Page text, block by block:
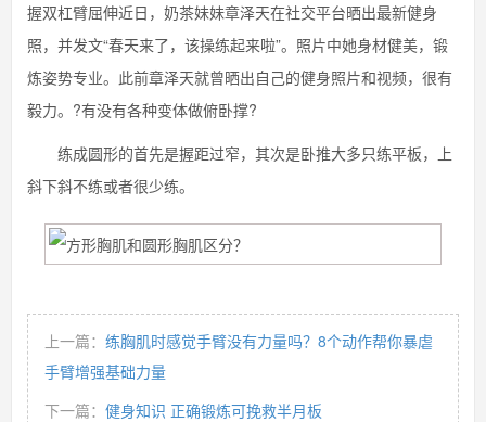
握双杠臂屈伸近日，奶茶妹妹章泽天在社交平台晒出最新健身
照，并发文“春天来了，该操练起来啦”。照片中她身材健美，锻
炼姿势专业。此前章泽天就曾晒出自己的健身照片和视频，很有
毅力。?有没有各种变体做俯卧撑?
练成圆形的首先是握距过窄，其次是卧推大多只练平板，上
斜下斜不练或者很少练。
上一篇： 练胸肌时感觉手臂没有力量吗？8个动作帮你暴虐
手臂增强基础力量
下一篇： 健身知识 正确锻炼可挽救半月板